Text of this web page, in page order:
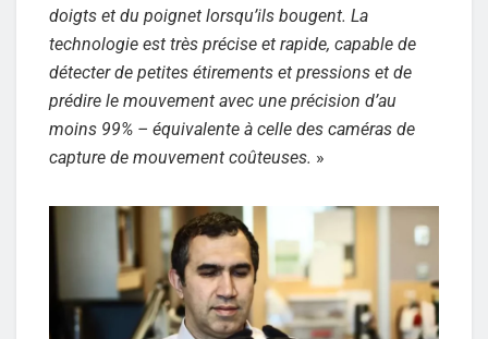
doigts et du poignet lorsqu’ils bougent. La
technologie est très précise et rapide, capable de
détecter de petites étirements et pressions et de
prédire le mouvement avec une précision d’au
moins 99% – équivalente à celle des caméras de
capture de mouvement coûteuses. »